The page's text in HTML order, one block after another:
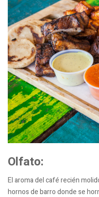
Olfato:
El aroma del café recién
hornos de barro donde se